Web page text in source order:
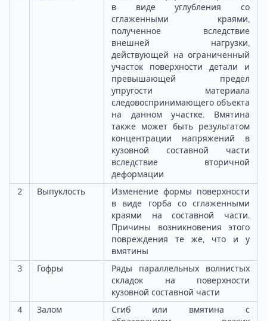
в виде углубления со
сглаженными краями,
полученное вследствие
внешней нагрузки,
действующей на ограниченный
участок поверхности детали и
превышающей предел
упругости материала
следовоспринимающего объекта
на данном участке. Вмятина
также может быть результатом
концентрации напряжений в
кузовной составной части
вследствие вторичной
деформации
2
Выпуклость
Изменение формы поверхности
в виде горба со сглаженными
краями на составной части.
Причины возникновения этого
повреждения те же, что и у
вмятины
3
Гофры
Ряды параллельных волнистых
складок на поверхности
кузовной составной части
4
Залом
Сгиб или вмятина с